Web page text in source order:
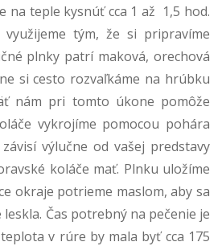
na teple kysnúť cca 1 až 1,5 hod.
tým, že si pripravíme
plnky patrí maková, orechová
si cesto rozvaľkáme na hrúbku
nám pri tomto úkone pomôže
vykrojíme pomocou pohára
výlučne od vašej predstavy
koláče mať. Plnku uložíme
okraje potrieme maslom, aby sa
Čas potrebný na pečenie je
v rúre by mala byť cca 175